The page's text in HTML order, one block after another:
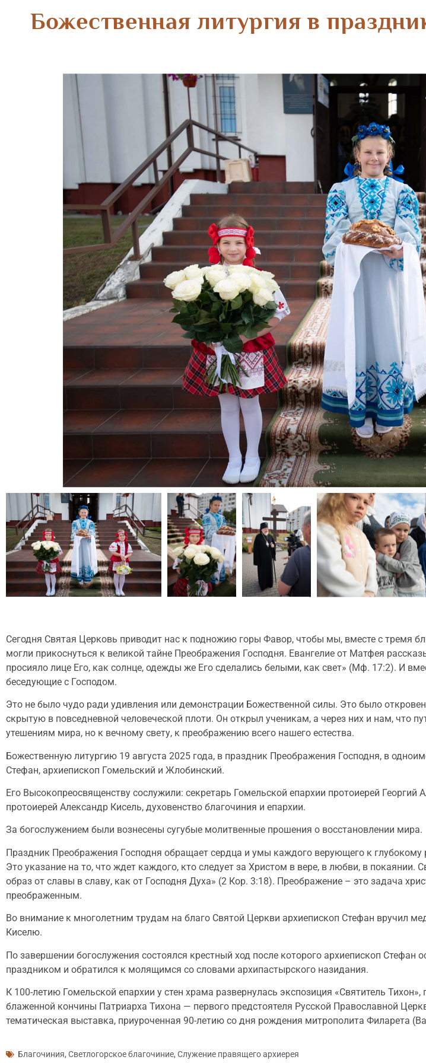
Божественная литургия в
Сегодня Святая Церковь приводит нас к подножию горы Фавор, чтобы мы, вместе с
могли прикоснуться к великой тайне Преображения Господня. Евангелие от Матфея
просияло лице Его, как солнце, одежды же Его сделались белыми, как свет» (Мф. 17:2). И
беседующие с Господом.
Это не было чудо ради удивления или демонстрации Божественной силы. Это было
скрытую в повседневной человеческой плоти. Он открыл ученикам, а через них и нам, что
утешениям мира, но к вечному свету, к преображению всего нашего естества.
Божественную литургию 19 августа 2025 года, в праздник Преображения Господня, в
Стефан, архиепископ Гомельский и Жлобинский.
Его Высокопреосвященству сослужили: секретарь Гомельской епархии протоиерей Георгий
протоиерей Александр Кисель, духовенство благочиния и епархии.
За богослужением были вознесены сугубые молитвенные прошения о восстановлении мира.
Праздник Преображения Господня обращает сердца и умы каждого верующего к
Это указание на то, что ждет каждого, кто следует за Христом в вере, в любви, в
образ от славы в славу, как от Господня Духа» (2 Кор. 3:18). Преображение – это задача
преображенным.
Во внимание к многолетним трудам на благо Святой Церкви архиепископ Стефан вручил
Киселю.
По завершении богослужения состоялся крестный ход после которого архиепископ
праздником и обратился к молящимся со словами архипастырского назидания.
К 100-летию Гомельской епархии у стен храма развернулась экспозиция «Святитель
блаженной кончины Патриарха Тихона — первого предстоятеля Русской Православной
тематическая выставка, приуроченная 90-летию со дня рождения митрополита Филарета
Благочиния, Светлогорское благочиние, Служение правящего архиерея